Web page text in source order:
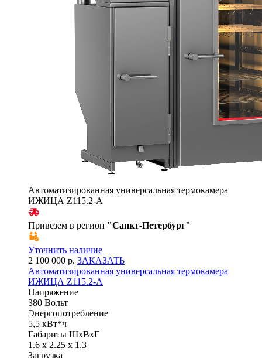
Автоматизированная универсальная термокамера
ИЖИЦА Z115.2-A
Привезем в регион "Санкт-Петербург"
Уточнить наличие
2 100 000 р. ЗАКАЗАТЬ
Автоматизированная универсальная термокамера
ИЖИЦА Z115.2-A
Напряжение
380 Вольт
Энергопотребление
5,5 кВт*ч
Габариты ШхВхГ
1.6 x 2.25 x 1.3
Загрузка